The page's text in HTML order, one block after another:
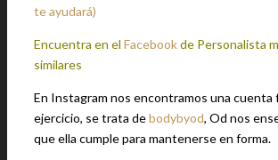
te ayudará)
Encuentra en el Facebookde Personalista
similares
En Instagram nos encontramos una cuenta
ejercicio, se trata debodybyod, Od nos
que ella cumple para mantenerse en forma.